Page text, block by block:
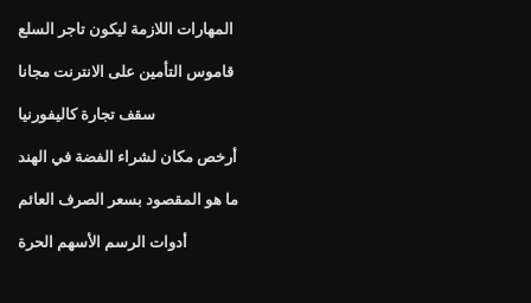
المهارات اللازمة ليكون تاجر السلع
قاموس التأمين على الانترنت مجانا
سقف تجارة كاليفورنيا
أرخص مكان لشراء الفضة في الهند
ما هو المقصود بسعر الصرف العائم
أدوات الرسم الأسهم الحرة